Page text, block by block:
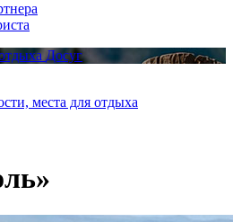
Досуг
места для отдыха